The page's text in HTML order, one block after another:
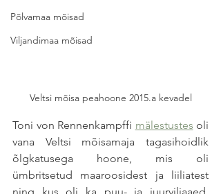
Põlvamaa mõisad
Viljandimaa mõisad
Veltsi mõisa peahoone 2015.a kevadel
Toni von Rennenkampffi mälestustes oli
vana Veltsi mõisamaja tagasihoidlik
õlgkatusega hoone, mis oli
ümbritsetud maaroosidest ja liiliatest